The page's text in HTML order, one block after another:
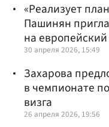
«Реализует
Пашинян
на
30 апреля 2026, 15:49
Захарова
в чемпионате
визга
26 апреля 2026, 19:56